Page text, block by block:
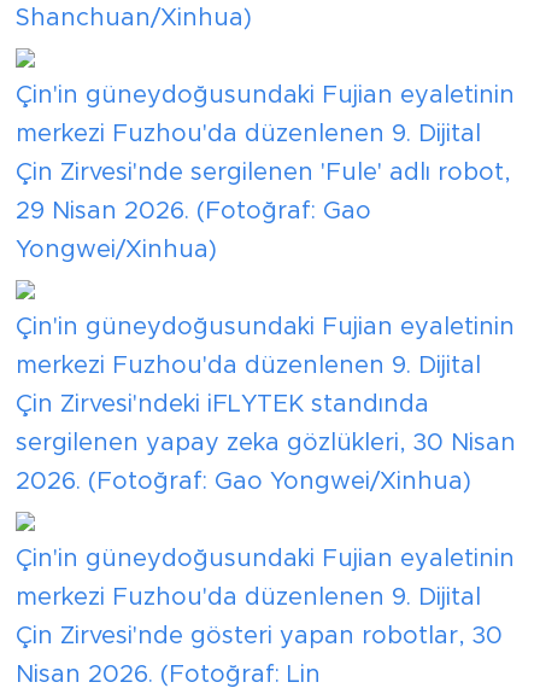
Shanchuan/Xinhua)
Çin'in güneydoğusundaki Fujian eyaletinin
merkezi Fuzhou'da düzenlenen 9. Dijital
Çin Zirvesi'nde sergilenen 'Fule' adlı robot,
29 Nisan 2026. (Fotoğraf: Gao
Yongwei/Xinhua)
Çin'in güneydoğusundaki Fujian eyaletinin
merkezi Fuzhou'da düzenlenen 9. Dijital
Çin Zirvesi'ndeki iFLYTEK standında
sergilenen yapay zeka gözlükleri, 30 Nisan
2026. (Fotoğraf: Gao Yongwei/Xinhua)
Çin'in güneydoğusundaki Fujian eyaletinin
merkezi Fuzhou'da düzenlenen 9. Dijital
Çin Zirvesi'nde gösteri yapan robotlar, 30
Nisan 2026. (Fotoğraf: Lin